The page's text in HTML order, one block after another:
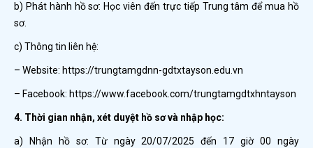
b) Phát hành hồ sơ: Học viên đến trực tiếp Trung tâm để mua hồ
sơ.
c) Thông tin liên hệ:
– Website: https://trungtamgdnn-gdtxtayson.edu.vn
– Facebook: https://www.facebook.com/trungtamgdtxhntayson
4. Thời gian nhận, xét duyệt hồ sơ và nhập học:
a) Nhận hồ sơ: Từ ngày 20/07/2025 đến 17 giờ 00 ngày